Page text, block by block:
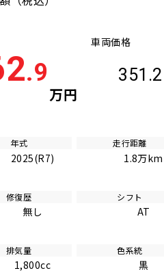
.9
万円
車両価格
351.2
年式
2025(R7)
走行距離
1.8万km
修復歴
無し
シフト
AT
排気量
1,800cc
色系統
黒